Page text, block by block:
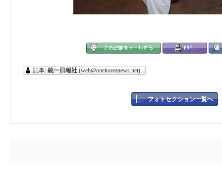
記事: 統一日報社 (web@onekoreanews.net)
フォトセクション一覧へ